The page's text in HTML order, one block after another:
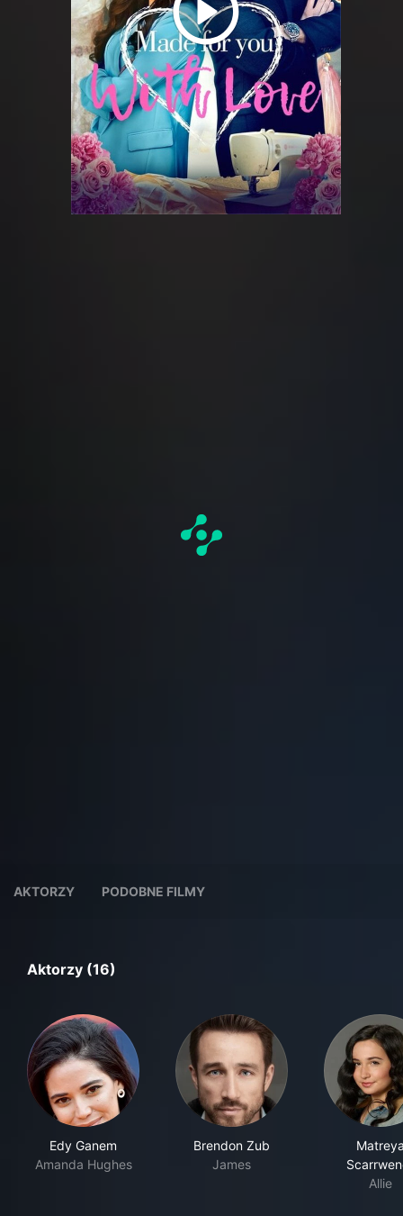
AKTORZY PODOBNE FILMY
Aktorzy (16)
Edy Ganem
Amanda Hughes
Brendon Zub
James
Allie